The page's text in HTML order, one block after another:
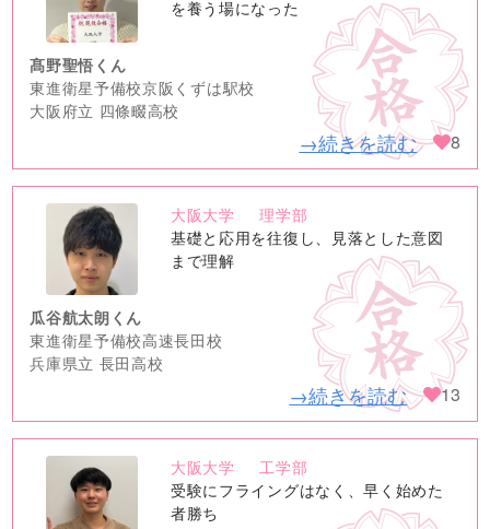
image
を養う場になった
髙野聖悟くん
東進衛星予備校京阪くずは駅校
大阪府立 四條畷高校
→続きを読む 8
no
image
大阪大学
理学部
基礎と応用を往復し、見落とした意図
まで理解
瓜谷航太朗くん
東進衛星予備校高速長田校
兵庫県立 長田高校
→続きを読む 13
no
image
大阪大学
工学部
受験にフライングはなく、早く始めた
者勝ち